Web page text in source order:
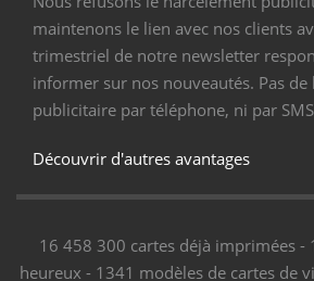
maintenons le lien avec nos clients
trimestriel de notre newsletter
informer sur nos nouveautés. Pas de
publicitaire par téléphone, ni par
Découvrir d'autres avantages
16 458 300 cartes déjà imprimées -
heureux - 1341 modèles de cartes de